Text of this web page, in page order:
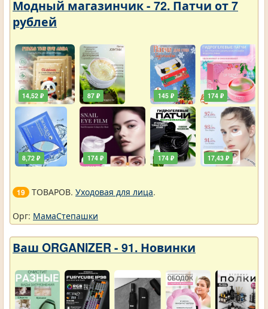
Модный магазинчик - 72. Патчи от 7
рублей
14,52 ₽
8,72 ₽
87 ₽
174 ₽
145 ₽
174 ₽
174 ₽
17,43 ₽
19 ТОВАРОВ. Уходовая для лица.
Орг: МамаСтепашки
Ваш ORGANIZER - 91. Новинки